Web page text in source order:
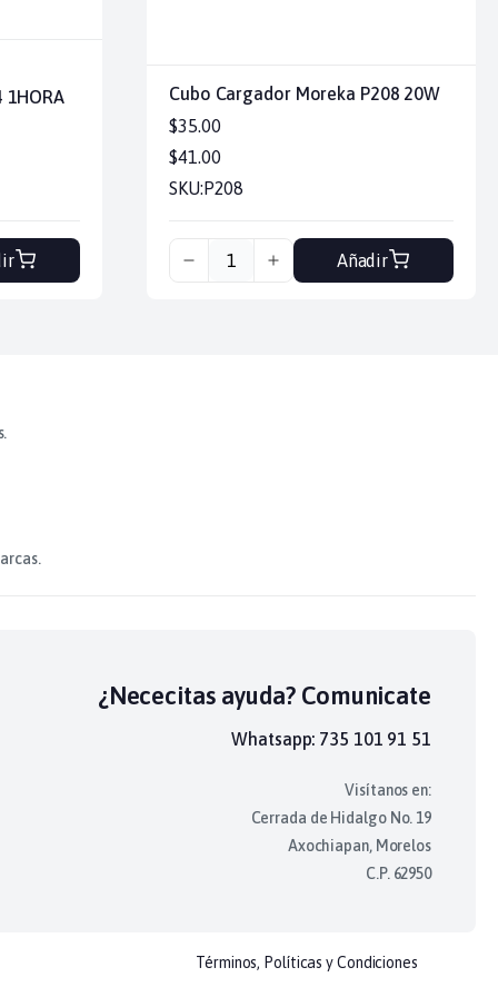
1HORA
Cubo Cargador Moreka P208 20W
$35.00
$41.00
SKU: P208
Añadir
¿Nececitas ayuda? Comunicate
Whatsapp: 735 101 91 51
Visítanos en:
Cerrada de Hidalgo No. 19
Axochiapan, Morelos
C.P. 62950
Términos, Políticas y Condiciones